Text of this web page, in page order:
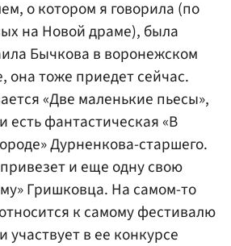
о котором я говорила (по
на Новой драме), была
Бычкова в воронежском
она тоже приедет сейчас.
«Две маленькие пьесы»,
есть фантастическая «В
Дурненкова-старшего.
и еще одну свою
Гришковца. На самом-то
к самому фестивалю
участвует в ее конкурсе